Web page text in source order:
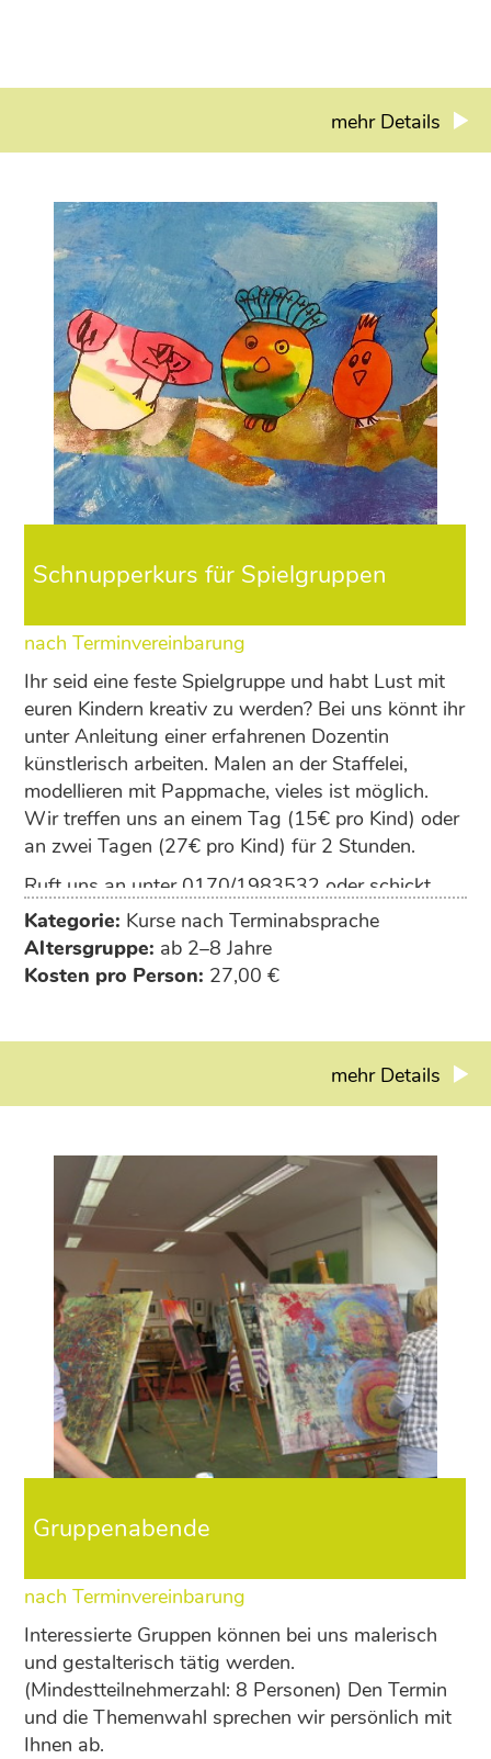
mehr Details
Schnupperkurs für Spielgruppen
nach Terminvereinbarung
Ihr seid eine feste Spielgruppe und habt Lust mit
euren Kindern kreativ zu werden? Bei uns könnt ihr
unter Anleitung einer erfahrenen Dozentin
künstlerisch arbeiten. Malen an der Staffelei,
modellieren mit Pappmache, vieles ist möglich.
Wir treffen uns an einem Tag (15€ pro Kind) oder
an zwei Tagen (27€ pro Kind) für 2 Stunden.
Ruft uns an unter 0170/1983532 oder schickt
uns eine Mail an info@spuk-freren.de und wir
vereinbaren einen Termin.
Kategorie: Kurse nach Terminabsprache
Altersgruppe: ab 2–8 Jahre
Kosten pro Person: 27,00 €
mehr Details
Gruppenabende
nach Terminvereinbarung
Interessierte Gruppen können bei uns malerisch
und gestalterisch tätig werden.
(Mindestteilnehmerzahl: 8 Personen) Den Termin
und die Themenwahl sprechen wir persönlich mit
Ihnen ab.